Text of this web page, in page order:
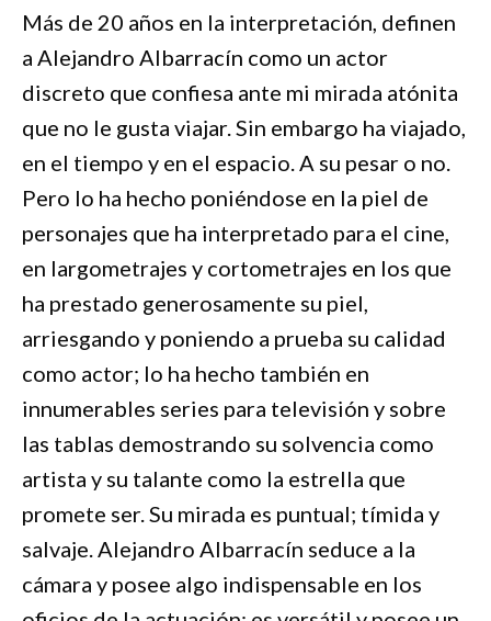
Más de 20 años en la interpretación, definen
a Alejandro Albarracín como un actor
discreto que confiesa ante mi mirada atónita
que no le gusta viajar. Sin embargo ha viajado,
en el tiempo y en el espacio. A su pesar o no.
Pero lo ha hecho poniéndose en la piel de
personajes que ha interpretado para el cine,
en largometrajes y cortometrajes en los que
ha prestado generosamente su piel,
arriesgando y poniendo a prueba su calidad
como actor; lo ha hecho también en
innumerables series para televisión y sobre
las tablas demostrando su solvencia como
artista y su talante como la estrella que
promete ser. Su mirada es puntual; tímida y
salvaje. Alejandro Albarracín seduce a la
cámara y posee algo indispensable en los